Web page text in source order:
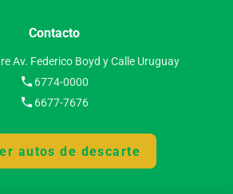
Contacto
Av. Federico Boyd y Calle Uruguay
6774-0000
6677-7676
autos de descarte